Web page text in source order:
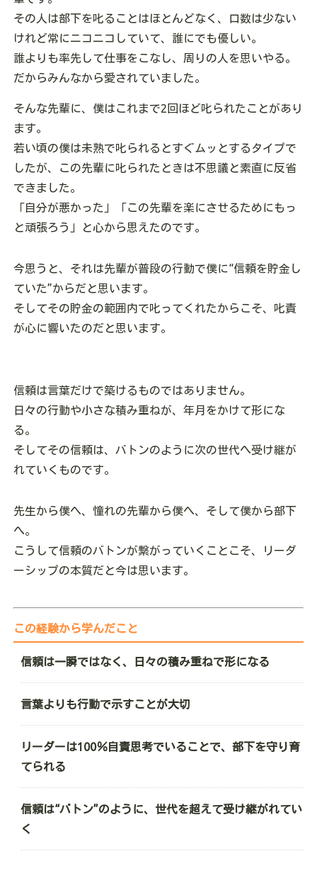
その人は部下を叱ることはほとんどなく、口数は少ない
けれど常にニコニコしていて、誰にでも優しい。
誰よりも率先して仕事をこなし、周りの人を思いやる。
だからみんなから愛されていました。
そんな先輩に、僕はこれまで2回ほど叱られたことがあり
ます。
若い頃の僕は未熟で叱られるとすぐムッとするタイプで
したが、この先輩に叱られたときは不思議と素直に反省
できました。
「自分が悪かった」「この先輩を楽にさせるためにもっ
と頑張ろう」と心から思えたのです。
今思うと、それは先輩が普段の行動で僕に“信頼を貯金し
ていた”からだと思います。
そしてその貯金の範囲内で叱ってくれたからこそ、叱責
が心に響いたのだと思います。
信頼は言葉だけで築けるものではありません。
日々の行動や小さな積み重ねが、年月をかけて形にな
る。
そしてその信頼は、バトンのように次の世代へ受け継が
れていくものです。
先生から僕へ、憧れの先輩から僕へ、そして僕から部下
へ。
こうして信頼のバトンが繋がっていくことこそ、リーダ
ーシップの本質だと今は思います。
この経験から学んだこと
信頼は一瞬ではなく、日々の積み重ねで形になる
言葉よりも行動で示すことが大切
リーダーは100％自責思考でいることで、部下を守り育
てられる
信頼は“バトン”のように、世代を超えて受け継がれてい
く